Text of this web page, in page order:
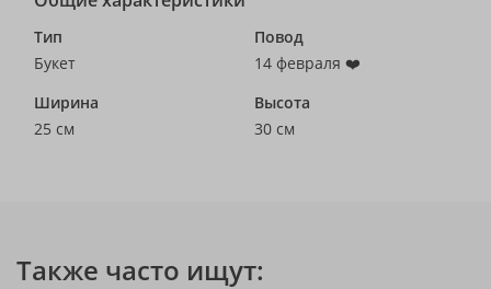
Тип
Букет
Повод
14 февраля ❤️
Ширина
25 см
Высота
30 см
Также часто ищут: